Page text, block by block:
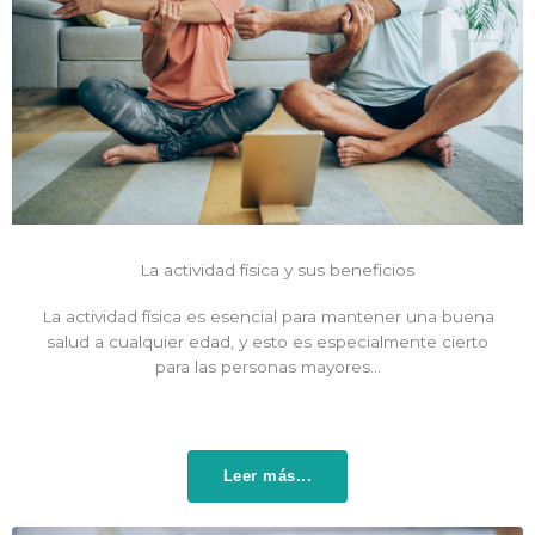
La actividad física y sus beneficios
La actividad física es esencial para mantener una buena
salud a cualquier edad, y esto es especialmente cierto
para las personas mayores…
Leer más...